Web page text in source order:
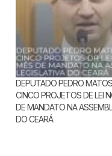
DEPUTADO PEDRO
CINCO PROJETOS DE LEI
DE MANDATO NA
DO CEARÁ